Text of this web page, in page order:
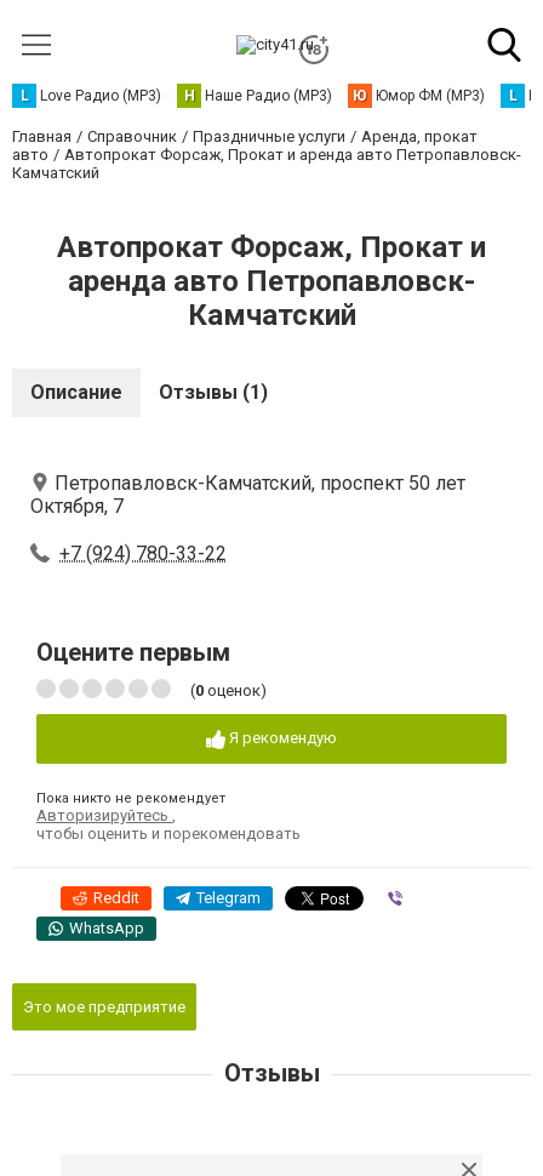
L Love Радио (MP3) Н Наше Радио (MP3) Ю Юмор ФМ (MP3) L
Главная Справочник Праздничные услуги
Аренда, прокат
авто
Автопрокат Форсаж, Прокат и аренда авто Петропавловск-
Камчатский
Автопрокат Форсаж, Прокат и
аренда авто Петропавловск-
Камчатский
Описание Отзывы (1)
Петропавловск-Камчатский, проспект 50 лет
Октября, 7
+7 (924) 780-33-22
Оцените первым
(0 оценок)
Я рекомендую
Пока никто не рекомендует
Авторизируйтесь
чтобы оценить и порекомендовать
Reddit Telegram
WhatsApp
Это мое предприятие
Отзывы